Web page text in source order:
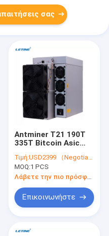
σας
Antminer T21 190T
335T Bitcoin Asic
Hydro 335T BTC Asic
Μηχανή εξόρυξης
Τιμή:USD2399 （Negotiable）
MOQ:1 PCS
Επικοινωνήστε